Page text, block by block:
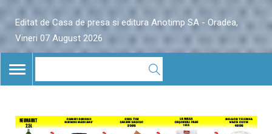
Editat de Casa de presa si editura Anotimp SA - Oradea,
Vineri 07 August 2026
TOGGLE
NAVIGATION